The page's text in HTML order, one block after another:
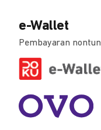
e-Wallet
Pembayaran